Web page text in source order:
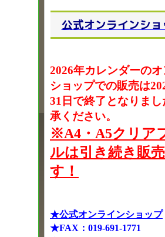
公式オンラインショ
2026年カレンダーの
ショップでの販売は
31日で終了となりまし
承ください。
※A4・A5クリア
ルは引き続き販
す！
★公式オンラインショップ
★FAX：019-691-1771